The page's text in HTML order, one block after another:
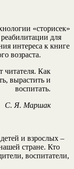
«сторисек»
для
интереса к книге
возраста.
читателя. Как
вырастить и
воспитать.
С. Я. Маршак
и взрослых –
стране. Кто
воспитатели,